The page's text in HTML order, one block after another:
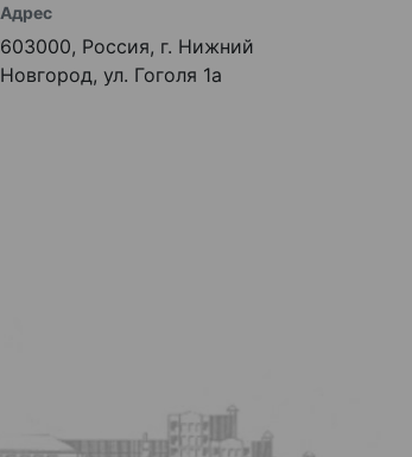
Адрес
603000, Россия, г. Нижний
Новгород, ул. Гоголя 1а